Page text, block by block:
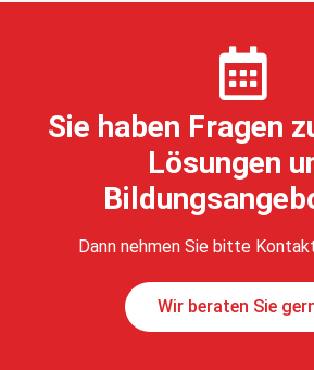
Sie haben Fragen
Lösungen
Dann nehmen Sie bitte
Wir beraten Sie